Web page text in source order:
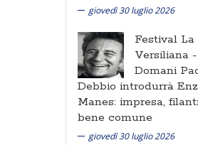
giovedì 30 luglio 2026
Festival La
Versiliana -
Domani
Debbio introdurrà
Manes: impresa,
bene comune
giovedì 30 luglio 2026